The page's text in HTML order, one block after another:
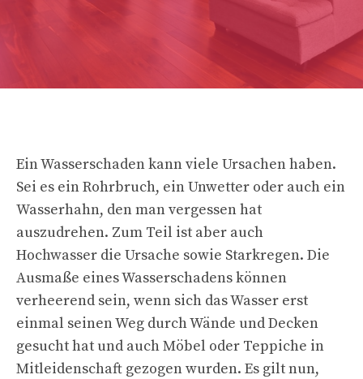
Ein Wasserschaden kann viele Ursachen haben.
Sei es ein Rohrbruch, ein Unwetter oder auch ein
Wasserhahn, den man vergessen hat
auszudrehen. Zum Teil ist aber auch
Hochwasser die Ursache sowie Starkregen. Die
Ausmaße eines Wasserschadens können
verheerend sein, wenn sich das Wasser erst
einmal seinen Weg durch Wände und Decken
gesucht hat und auch Möbel oder Teppiche in
Mitleidenschaft gezogen wurden. Es gilt nun,